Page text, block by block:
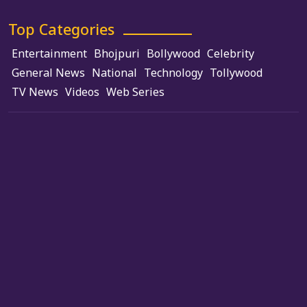
Top Categories
Entertainment Bhojpuri Bollywood Celebrity
General News National Technology Tollywood
TV News Videos Web Series